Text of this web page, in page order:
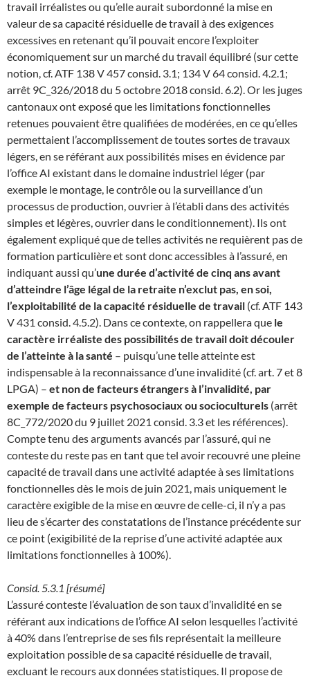
travail irréalistes ou qu’elle aurait subordonné la mise en
valeur de sa capacité résiduelle de travail à des exigences
excessives en retenant qu’il pouvait encore l’exploiter
économiquement sur un marché du travail équilibré (sur cette
notion, cf. ATF 138 V 457 consid. 3.1; 134 V 64 consid. 4.2.1;
arrêt 9C_326/2018 du 5 octobre 2018 consid. 6.2). Or les juges
cantonaux ont exposé que les limitations fonctionnelles
retenues pouvaient être qualifiées de modérées, en ce qu’elles
permettaient l’accomplissement de toutes sortes de travaux
légers, en se référant aux possibilités mises en évidence par
l’office AI existant dans le domaine industriel léger (par
exemple le montage, le contrôle ou la surveillance d’un
processus de production, ouvrier à l’établi dans des activités
simples et légères, ouvrier dans le conditionnement). Ils ont
également expliqué que de telles activités ne requièrent pas de
formation particulière et sont donc accessibles à l’assuré, en
indiquant aussi qu’une durée d’activité de cinq ans avant
d’atteindre l’âge légal de la retraite n’exclut pas, en soi,
l’exploitabilité de la capacité résiduelle de travail (cf. ATF 143
V 431 consid. 4.5.2). Dans ce contexte, on rappellera que le
caractère irréaliste des possibilités de travail doit découler
de l’atteinte à la santé – puisqu’une telle atteinte est
indispensable à la reconnaissance d’une invalidité (cf. art. 7 et 8
LPGA) – et non de facteurs étrangers à l’invalidité, par
exemple de facteurs psychosociaux ou socioculturels (arrêt
8C_772/2020 du 9 juillet 2021 consid. 3.3 et les références).
Compte tenu des arguments avancés par l’assuré, qui ne
conteste du reste pas en tant que tel avoir recouvré une pleine
capacité de travail dans une activité adaptée à ses limitations
fonctionnelles dès le mois de juin 2021, mais uniquement le
caractère exigible de la mise en œuvre de celle-ci, il n’y a pas
lieu de s’écarter des constatations de l’instance précédente sur
ce point (exigibilité de la reprise d’une activité adaptée aux
limitations fonctionnelles à 100%).
Consid. 5.3.1 [résumé]
L’assuré conteste l’évaluation de son taux d’invalidité en se
référant aux indications de l’office AI selon lesquelles l’activité
à 40% dans l’entreprise de ses fils représentait la meilleure
exploitation possible de sa capacité résiduelle de travail,
excluant le recours aux données statistiques. Il propose de